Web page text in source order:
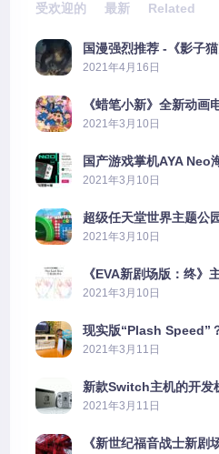
受欢迎的 最新 Related
国漫强烈推荐 -《影子猫
2021年4月16日
《蜡笔小新》全新动
2021年3月10日
国产游戏掌机AYA Neo
2606%
2021年3月10日
超级任天堂世界主题公
2021年3月10日
《EVA新剧场版：终
公布
2021年3月10日
现实版“Plash Speed”
PS5上演好戏
2021年3月11日
新款Switch主机的开发
2021年3月11日
《新世纪福音战士新剧